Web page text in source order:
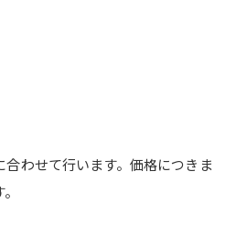
わせて行います。価格につきま